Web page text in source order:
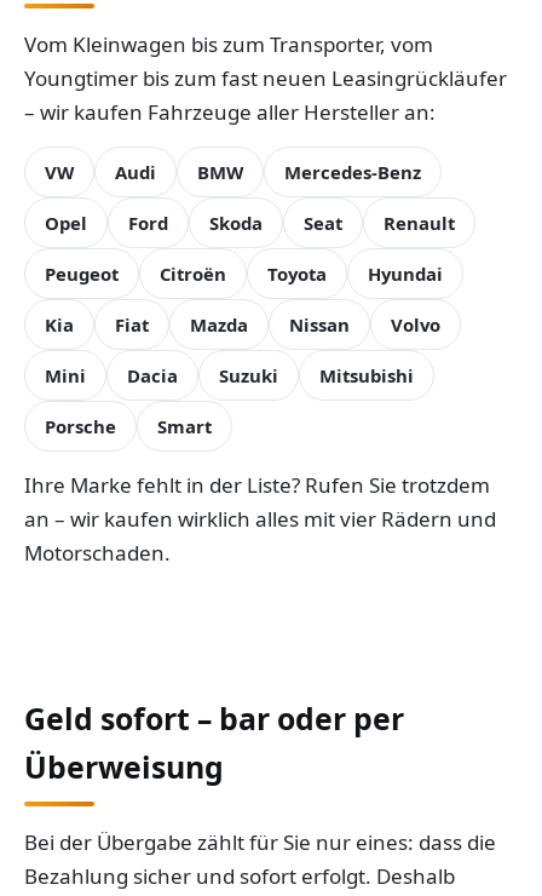
Vom Kleinwagen bis zum Transporter, vom
Youngtimer bis zum fast neuen Leasingrückläufer
– wir kaufen Fahrzeuge aller Hersteller an:
VW Audi BMW Mercedes-Benz
Opel Ford Skoda Seat Renault
Peugeot Citroën Toyota Hyundai
Kia Fiat Mazda Nissan Volvo
Mini Dacia Suzuki Mitsubishi
Porsche Smart
Ihre Marke fehlt in der Liste? Rufen Sie trotzdem
an – wir kaufen wirklich alles mit vier Rädern und
Motorschaden.
Geld sofort – bar oder per
Überweisung
Bei der Übergabe zählt für Sie nur eines: dass die
Bezahlung sicher und sofort erfolgt. Deshalb